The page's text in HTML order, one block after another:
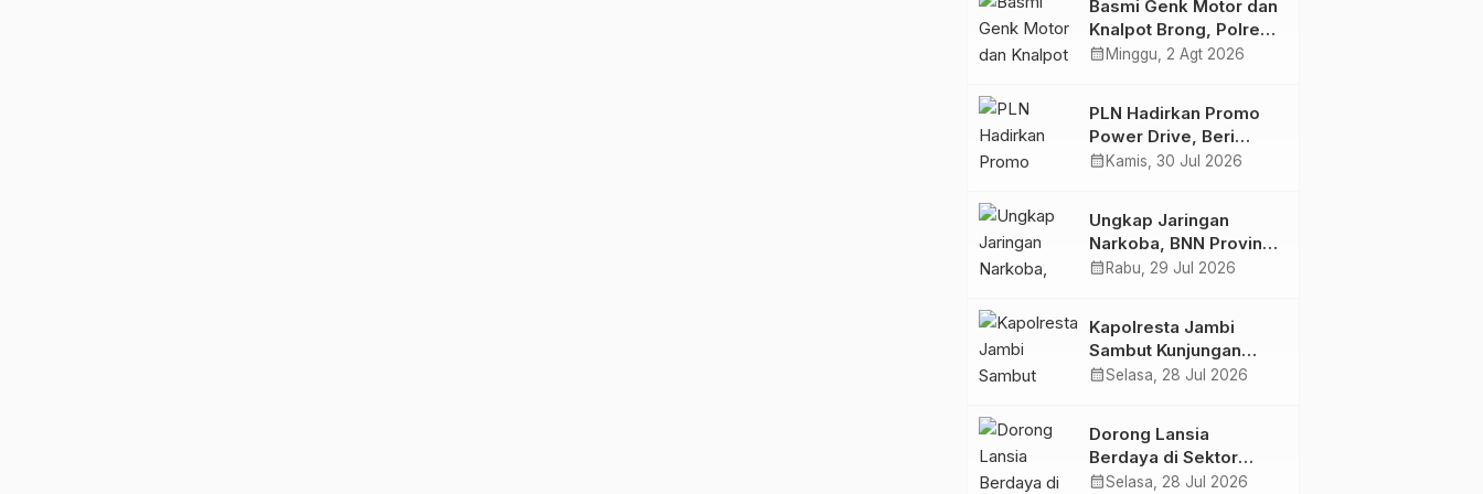
Semakin Skena
Basmi Genk Motor dan
Knalpot Brong, Polres
Tanjab Barat Amankan
calendar_month Minggu, 2 Agt 2026
PLN Hadirkan Promo
Power Drive, Beri
Diskon Tambah Daya
calendar_month Kamis, 30 Jul 2026
Ungkap Jaringan
Narkoba, BNN Provinsi
Jambi dan Bea Cukai
Butir Ekstasi dan 146
Gram Sabu
calendar_month Rabu, 29 Jul 2026
Kapolresta Jambi
Sambut Kunjungan
Ketua dan Pengurus
Kolaborasi
calendar_monthSelasa, 28 Jul 2026
Dorong Lansia
Berdaya di Sektor
Hijau, Pertamina EP
calendar_monthSelasa, 28 Jul 2026